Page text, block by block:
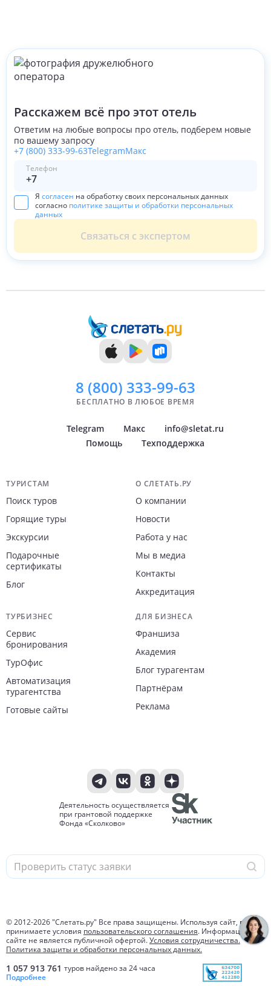
Расскажем всё про этот отель
Ответим на любые вопросы про отель, подберем новые
по вашему запросу
+7 (800) 333-99-63TelegramМакс
Телефон
Я согласен на обработку своих персональных данных
согласно политике защиты и обработки персональных
данных
Связаться с экспертом
8 (800) 333-99-63
БЕСПЛАТНО В ЛЮБОЕ ВРЕМЯ
Telegram Макс
info@sletat.ru
Помощь
Техподдержка
Навигация по сайту
ТУРИСТАМ
Поиск туров
Горящие туры
Экскурсии
Подарочные
сертификаты
Блог
О СЛЕТАТЬ.РУ
О компании
Новости
Работа у нас
Мы в медиа
Контакты
Аккредитация
ТУРБИЗНЕС
Сервис
бронирования
ТурОфис
Автоматизация
турагентства
Готовые сайты
ДЛЯ БИЗНЕСА
Франшиза
Академия
Блог турагентам
Партнёрам
Реклама
Деятельность осуществляется
при грантовой поддержке
Фонда «Сколково»
© 2012-2026"Слетать.ру" Все права защищены. Используя сайт, вы
принимаете условия пользовательского соглашения. Информация на
сайте не является публичной офертой.Условия сотрудничества.
Политика защиты и обработки персональных данных.
1 057 913 761 туров найдено за 24 часа
Подробнее